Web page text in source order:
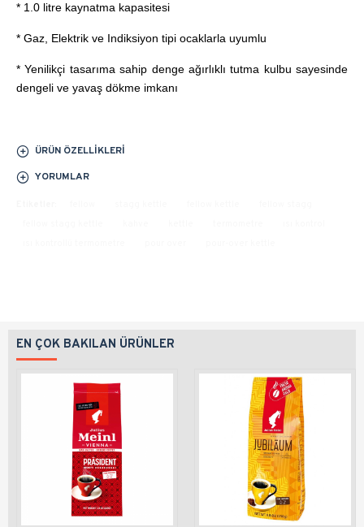
* 1.0 litre kaynatma kapasitesi
* Gaz, Elektrik ve Indiksiyon tipi ocaklarla uyumlu
* Yenilikçi tasarıma sahip denge ağırlıklı tutma kulbu sayesinde
dengeli ve yavaş dökme imkanı
ÜRÜN ÖZELLIKLERI
YORUMLAR
EN ÇOK BAKILAN ÜRÜNLER